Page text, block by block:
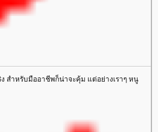
สำหรับมืออาชีพก็น่าจะคุ้ม แต่อย่างเราๆ หนู